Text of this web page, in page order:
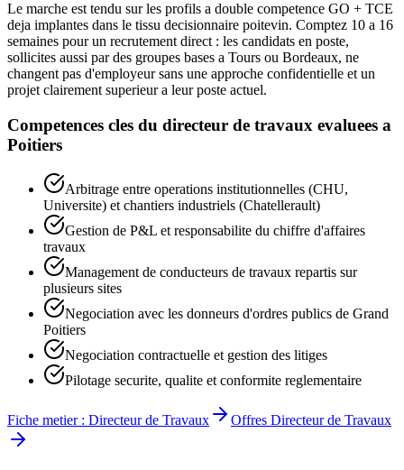
Le marche est tendu sur les profils a double competence GO + TCE
deja implantes dans le tissu decisionnaire poitevin. Comptez 10 a 16
semaines pour un recrutement direct : les candidats en poste,
sollicites aussi par des groupes bases a Tours ou Bordeaux, ne
changent pas d'employeur sans une approche confidentielle et un
projet clairement superieur a leur poste actuel.
Competences cles du directeur de travaux evaluees a
Poitiers
Arbitrage entre operations institutionnelles (CHU,
Universite) et chantiers industriels (Chatellerault)
Gestion de P&L et responsabilite du chiffre d'affaires
travaux
Management de conducteurs de travaux repartis sur
plusieurs sites
Negociation avec les donneurs d'ordres publics de Grand
Poitiers
Negociation contractuelle et gestion des litiges
Pilotage securite, qualite et conformite reglementaire
Fiche metier : Directeur de Travaux Offres Directeur de Travaux